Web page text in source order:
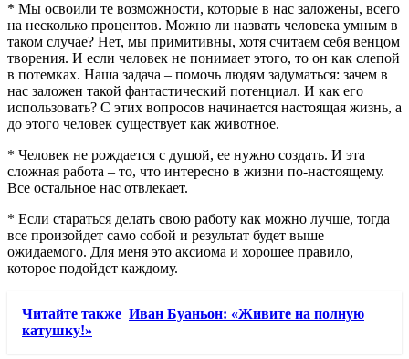
* Мы освоили те возможности, которые в нас заложены, всего
на несколько процентов. Можно ли назвать человека умным в
таком случае? Нет, мы примитивны, хотя считаем себя венцом
творения. И если человек не понимает этого, то он как слепой
в потемках. Наша задача – помочь людям задуматься: зачем в
нас заложен такой фантастический потенциал. И как его
использовать? С этих вопросов начинается настоящая жизнь, а
до этого человек существует как животное.
* Человек не рождается с душой, ее нужно создать. И эта
сложная работа – то, что интересно в жизни по-настоящему.
Все остальное нас отвлекает.
* Если стараться делать свою работу как можно лучше, тогда
все произойдет само собой и результат будет выше
ожидаемого. Для меня это аксиома и хорошее правило,
которое подойдет каждому.
Читайте также Иван Буаньон: «Живите на полную
катушку!»